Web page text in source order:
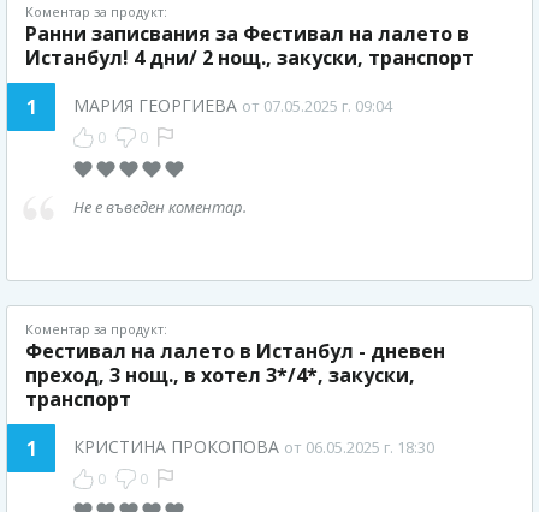
Коментар за продукт:
Ранни записвания за Фестивал на лалето в
Истанбул! 4 дни/ 2 нощ., закуски, транспорт
1
МАРИЯ ГЕОРГИЕВА от 07.05.2025 г. 09:04
0 0
Не е въведен коментар.
Коментар за продукт:
Фестивал на лалето в Истанбул - дневен
преход, 3 нощ., в хотел 3*/4*, закуски,
транспорт
1
КРИСТИНА ПРОКОПОВА от 06.05.2025 г. 18:30
0 0